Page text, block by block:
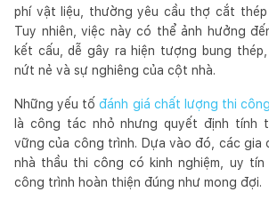
phí vật liệu, thường yêu cầu thợ cắt thép
Tuy nhiên, việc này có thể ảnh hưởng
kết cấu, dễ gây ra hiện tượng bung
nứt nẻ và sự nghiêng của cột nhà.
Những yếu tốđánh giá chất lượng thi
là công tác nhỏ nhưng quyết định tính
vững của công trình. Dựa vào đó, các gia
nhà thầu thi công có kinh nghiệm, uy tín
công trình hoàn thiện đúng như mong đợi.